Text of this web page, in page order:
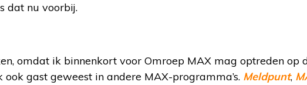
dat nu voorbij.
omdat ik binnenkort voor Omroep MAX mag optreden op
gast geweest in andere MAX-programma’s. Meldpunt,